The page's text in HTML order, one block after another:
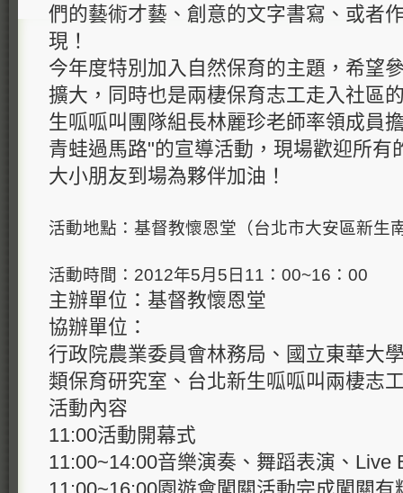
們的藝術才藝、創意的文字書寫、或者
現！
今年度特別加入自然保育的主題，希望
擴大，同時也是兩棲保育志工走入社區
生呱呱叫團隊組長林麗珍老師率領成員
青蛙過馬路"的宣導活動，現場歡迎所有
大小朋友到場為夥伴加油！
活動地點：基督教懷恩堂（台北市大安區新生
活動時間：2012年5月5日11：00~16：00
主辦單位：基督教懷恩堂
協辦單位：
行政院農業委員會林務局、國立東華大
類保育研究室、台北新生呱呱叫兩棲志
活動內容
11:00活動開幕式
11:00~14:00音樂演奏、舞蹈表演、Live